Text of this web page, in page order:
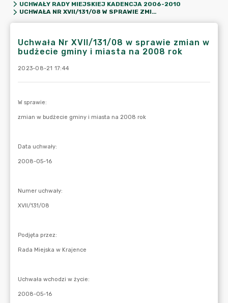
UCHWAŁY RADY MIEJSKIEJ KADENCJA 2006-2010
UCHWAŁA NR XVII/131/08 W SPRAWIE ZMIAN W BUDŻECIE GMINY I MIASTA NA 2008 ROK
Uchwała Nr XVII/131/08 w sprawie zmian w
budżecie gminy i miasta na 2008 rok
2023-08-21 17:44